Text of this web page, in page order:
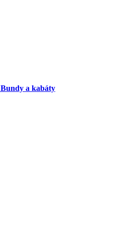
Bundy a kabáty